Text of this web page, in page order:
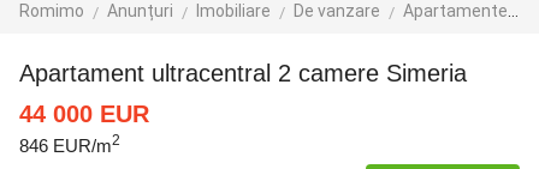
Romimo Anunțuri Imobiliare De vanzare Apartamente de vanzare
Apartament ultracentral 2 camere Simeria
44 000 EUR
846 EUR/m2